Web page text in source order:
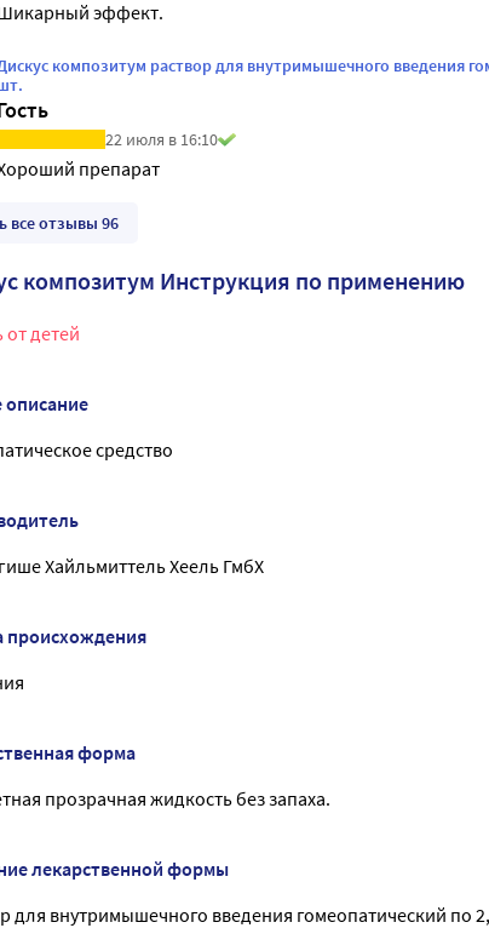
эффект.
композитум раствор для внутримышечного введения
22 июля в 16:10
препарат
все отзывы 96
композитум Инструкция по применению
от детей
средство
Хайльмиттель Хеель ГмбХ
происхождения
форма
прозрачная жидкость без запаха.
лекарственной формы
для внутримышечного введения гомеопатический по